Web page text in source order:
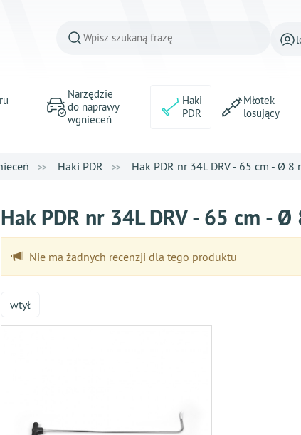
Narzędzie
do naprawy
wgnieceń
Haki
PDR
Młotek
losujący
Haki PDR Hak PDR nr 34L DRV - 65 cm - Ø 8
Hak PDR nr 34L DRV - 65 cm - Ø
Nie ma żadnych recenzji dla tego produktu
wtył